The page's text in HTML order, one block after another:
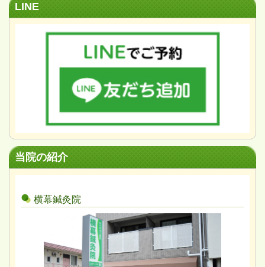
LINE
当院の紹介
横幕鍼灸院